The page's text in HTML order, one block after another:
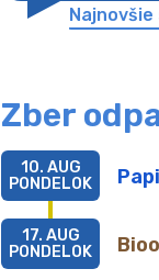
Zber
10. AUG
PONDELOK
17. AUG
PONDELOK